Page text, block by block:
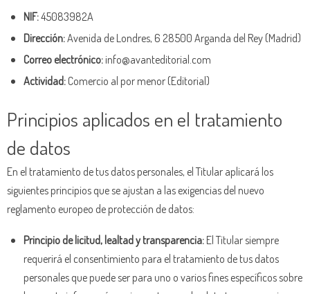
NIF:45083982A
Dirección:Avenida de Londres, 6 28500 Arganda del Rey (Madrid)
Correo electrónico:info@avanteditorial.com
Actividad:Comercio al por menor (Editorial)
Principios aplicados en el tratamiento
de datos
En el tratamiento de tus datos personales, el Titular aplicará los
siguientes principios que se ajustan a las exigencias del nuevo
reglamento europeo de protección de datos:
Principio de licitud, lealtad y transparencia:El Titular siempre
requerirá el consentimiento para el tratamiento de tus datos
personales que puede ser para uno o varios fines específicos sobre